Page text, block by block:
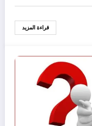
قراءة المزيد